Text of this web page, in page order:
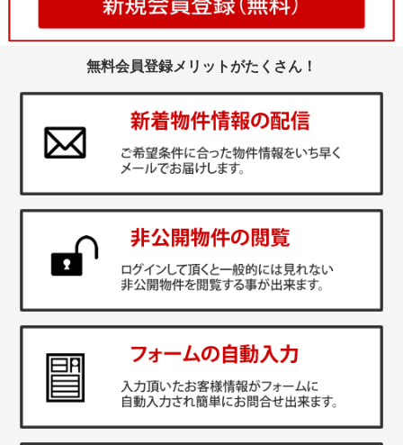
無料会員登録メリットがたくさん！